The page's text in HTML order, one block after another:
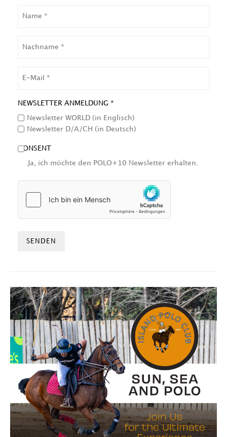
NEWSLETTER ANMELDUNG *
Newsletter WORLD (in Englisch)
Newsletter D/A/CH (in Deutsch)
CONSENT
Ja, ich möchte den POLO+10 Newsletter erhalten.